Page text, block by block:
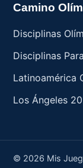
Camino
Disciplinas
Disciplinas
Latinoamérica
Los Ángeles
© 2026 Mis